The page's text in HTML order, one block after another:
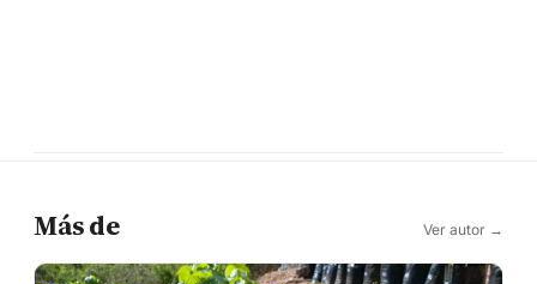
Más de Ver autor →